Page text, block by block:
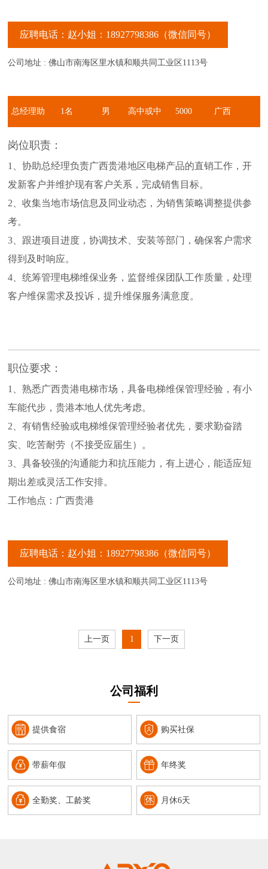
应聘电话：赵小姐：18927798386（微信同号）
公司地址 : 佛山市南海区里水镇和顺共同工业区1113号
总经理助
理
1名 男 高中或中
历
5000
元
广西
岗位职责：
1、协助总经理负责广西贵港地区电梯产品的直销工作，开
发新客户并维护现有客户关系，完成销售目标。
2、收集当地市场信息及同业动态，为销售策略调整提供参
考。
3、跟进项目进度，协调技术、安装等部门，确保客户需求
得到及时响应。
4、统筹管理电梯维保业务，监督维保团队工作质量，处理
客户维保需求及投诉，提升维保服务满意度。
职位要求：
1、熟悉广西贵港电梯市场，具备电梯维保管理经验，有小
车能代步，贵港本地人优先考虑。
2、有销售经验或电梯维保管理经验者优先，要求勤奋踏
实、吃苦耐劳（不接受应届生）。
3、具备较强的沟通能力和抗压能力，有上进心，能适应短
期出差或灵活工作安排。
工作地点：广西贵港
应聘电话：赵小姐：18927798386（微信同号）
公司地址 : 佛山市南海区里水镇和顺共同工业区1113号
上一页 1 下一页
公司福利
提供食宿 购买社保
带薪年假 年终奖
全勤奖、工龄奖 月休6天